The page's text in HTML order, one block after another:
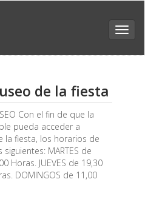
de la fiesta
Con el fin de que la
pueda acceder a
la fiesta, los horarios de
MARTES de
Horas. JUEVES de 19,30
DOMINGOS de 11,00